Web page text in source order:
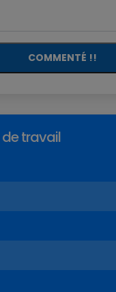
COMMENTÉ !!
de travail